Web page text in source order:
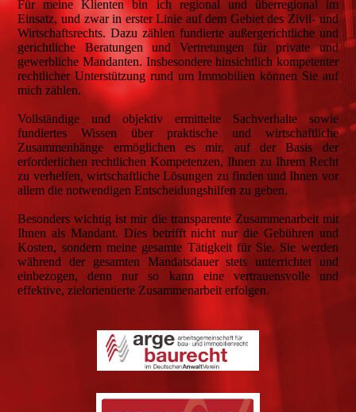
Für meine Klienten bin ich regional und überregional im
Einsatz, und zwar in erster Linie auf dem Gebiet des Zivil- und
Wirtschaftsrechts. Dazu zählen fundierte außergerichtliche und
gerichtliche Beratungen und Vertretungen für private und
gewerbliche Mandanten. Insbesondere hinsichtlich kompetenter
rechtlicher Unterstützung rund um Immobilien können Sie auf
mich zählen.
Vollständige und objektiv ermittelte Sachverhalte sowie
fundiertes Wissen über praktische und wirtschaftliche
Zusammenhänge ermöglichen es mir, auf der Basis der
erforderlichen rechtlichen Kompetenzen, Ihnen zu Ihrem Recht
zu verhelfen, wirtschaftliche Lösungen zu finden und Ihnen vor
allem die notwendigen Entscheidungshilfen zu geben.
Besonders wichtig ist mir die transparente Zusammenarbeit mit
Ihnen als Mandant. Dies betrifft nicht nur die Gebühren und
Kosten, sondern meine gesamte Tätigkeit für Sie. Sie werden
während der gesamten Mandatsdauer stets unterrichtet und
einbezogen, denn nur so kann eine vertrauensvolle und
effektive, zielorientierte Zusammenarbeit erfolgen.